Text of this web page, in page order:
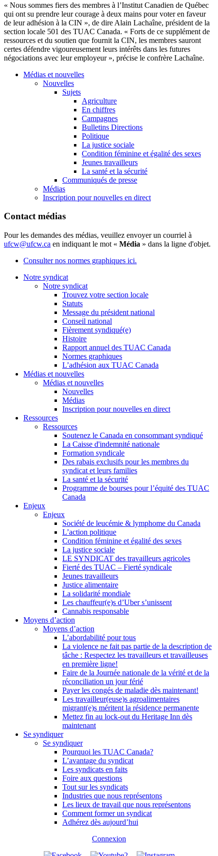
« Nous sommes fiers des membres à l’Institut Canadien de Québec
qui ont su prendre leur courage à deux mains pour voter en faveur
de leur adhésion à la CIN », de dire Alain Lachaîne, président de la
section locale 501 des TUAC Canada. « Forts de ce supplément de
ressources et du soutien que fournit la CIN, les membres sauront
certes défendre vigoureusement leurs intérêts dans les futures
négociations avec leur employeur », précise le confrère Lachaîne.
Médias et nouvelles
Nouvelles
Sujets
Agriculture
En chiffres
Campagnes
Bulletins Directions
Politique
La justice sociale
Condition féminine et égalité des sexes
Jeunes travailleurs
La santé et la sécurité
Communiqués de presse
Médias
Inscription pour nouvelles en direct
Contact médias
Pour les demandes des médias, veuillez envoyer un courriel à
ufcw@ufcw.ca en indiquant le mot « Média » dans la ligne d'objet.
Consulter nos normes graphiques ici.
Notre syndicat
Notre syndicat
Trouvez votre section locale
Statuts
Message du président national
Conseil national
Fièrement syndiqué(e)
Histoire
Rapport annuel des TUAC Canada
Normes graphiques
L’adhésion aux TUAC Canada
Médias et nouvelles
Médias et nouvelles
Nouvelles
Médias
Inscription pour nouvelles en direct
Ressources
Ressources
Soutenez le Canada en consommant syndiqué
La Caisse d'indemnité nationale
Formation syndicale
Des rabais exclusifs pour les membres du
syndicat et leurs families
La santé et la sécurité
Programme de bourses pour l’équité des TUAC
Canada
Enjeux
Enjeux
Société de leucémie & lymphome du Canada
L’action politique
Condition féminine et égalité des sexes
La justice sociale
LE SYNDICAT des travailleurs agricoles
Fierté des TUAC – Fierté syndicale
Jeunes travailleurs
Justice alimentaire
La solidarité mondiale
Les chauffeur(e)s d’Uber s’unissent
Cannabis responsable
Moyens d’action
Moyens d’action
L’abordabilité pour tous
La violence ne fait pas partie de la description de
tâche : Respectez les travailleurs et travailleuses
en première ligne!
Faire de la Journée nationale de la vérité et de la
réconciliation un jour férié
Payer les congés de maladie dès maintenant!
Les travailleur(euse)s agroalimentaires
migrant(e)s méritent la résidence permanente
Mettez fin au lock-out du Heritage Inn dès
maintenant
Se syndiquer
Se syndiquer
Pourquoi les TUAC Canada?
L’avantage du syndicat
Les syndicats en faits
Foire aux questions
Tout sur les syndicats
Industries que nous représentons
Les lieux de travail que nous représentons
Comment former un syndicat
Adhérez dès aujourd’hui
Connexion